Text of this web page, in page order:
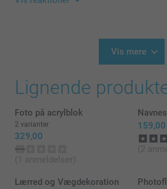
Zeinab @Smartphoto
Vi er glade for at du er tilfreds
Vi ønsker dig en god dag!
Varme hilsner
Zerinab/Smartphoto
Vis mere
Lignende
Foto på acrylblok
2 varianter
329,00
(1 anmeldelser)
159,00
(2
Lærred og Vægdekoration